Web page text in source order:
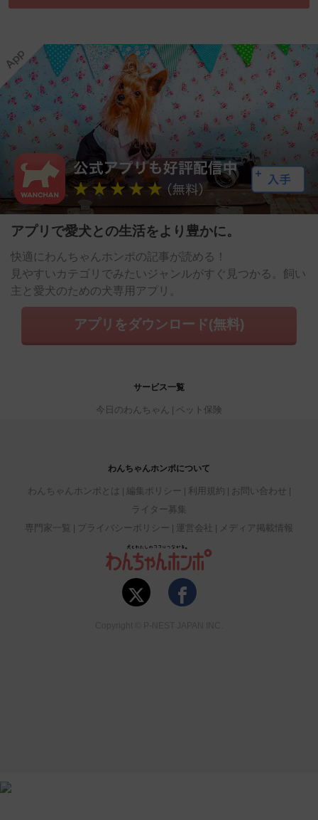
アプリで愛犬との生活をより豊かに。
快適にわんちゃんホンポの記事が読める！
見やすいカテゴリでみたいジャンルがすぐ見つかる。飼い
主と愛犬のための犬専用アプリ。
アプリをダウンロード(無料)
サービス一覧
今日のわんちゃん ペット保険
わんちゃんホンポについて
わんちゃんホンポとは 編集ポリシー 利用規約
お問い合わせ
ライター募集
専門家一覧
プライバシーポリシー 運営会社 メディア掲載情報